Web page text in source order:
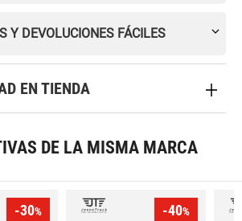
Y DEVOLUCIONES FÁCILES
EN TIENDA
DE LA MISMA MARCA
-30% -40%